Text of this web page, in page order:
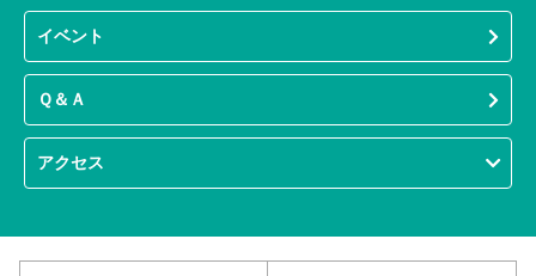
イベント
Ｑ＆Ａ
アクセス